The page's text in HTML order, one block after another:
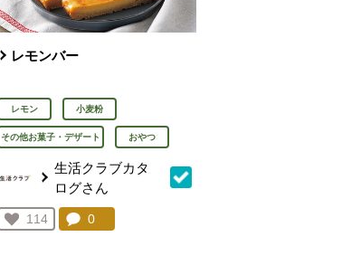
レモンバー
レモン 小麦粉
その他お菓子・デザート おやつ
生活クラブカタ
ログさん
お気に入り登録：
114
人が登録
コメント：
0件。コメントを見る。